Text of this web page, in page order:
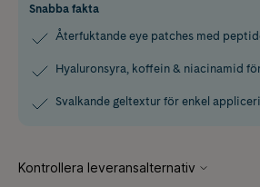
Snabba fakta
Återfuktande eye patches med
Hyaluronsyra, koffein & niacinamid
Svalkande geltextur för enkel